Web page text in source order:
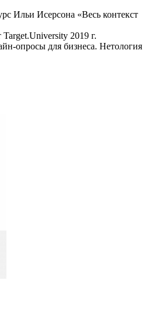
Ильи Исерсона «Весь контекст
2019 г.
опросы для бизнеса. Нетология